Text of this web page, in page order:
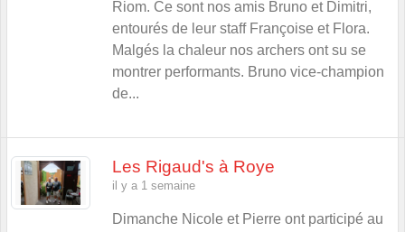
Riom. Ce sont nos amis Bruno et Dimitri,
entourés de leur staff Françoise et Flora.
Malgés la chaleur nos archers ont su se
montrer performants. Bruno vice-champion
de...
Les Rigaud's à Roye
il y a 1 semaine
Dimanche Nicole et Pierre ont participé au